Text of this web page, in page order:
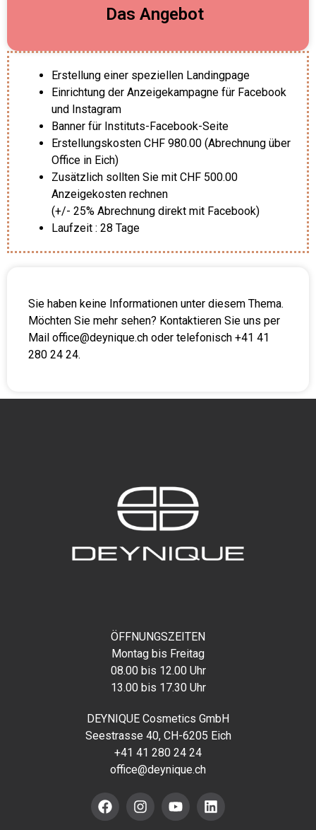
Das Angebot
Erstellung einer speziellen Landingpage
Einrichtung der Anzeigekampagne für Facebook
und Instagram
Banner für Instituts-Facebook-Seite
Erstellungskosten CHF 980.00 (Abrechnung über
Office in Eich)
Zusätzlich sollten Sie mit CHF 500.00
Anzeigekosten rechnen
(+/- 25% Abrechnung direkt mit Facebook)
Laufzeit : 28 Tage
Sie haben keine Informationen unter diesem Thema.
Möchten Sie mehr sehen? Kontaktieren Sie uns per
Mail office@deynique.ch oder telefonisch +41 41
280 24 24.
ÖFFNUNGSZEITEN
Montag bis Freitag
08.00 bis 12.00 Uhr
13.00 bis 17.30 Uhr
DEYNIQUE Cosmetics GmbH
Seestrasse 40, CH-6205 Eich
+41 41 280 24 24
office@deynique.ch